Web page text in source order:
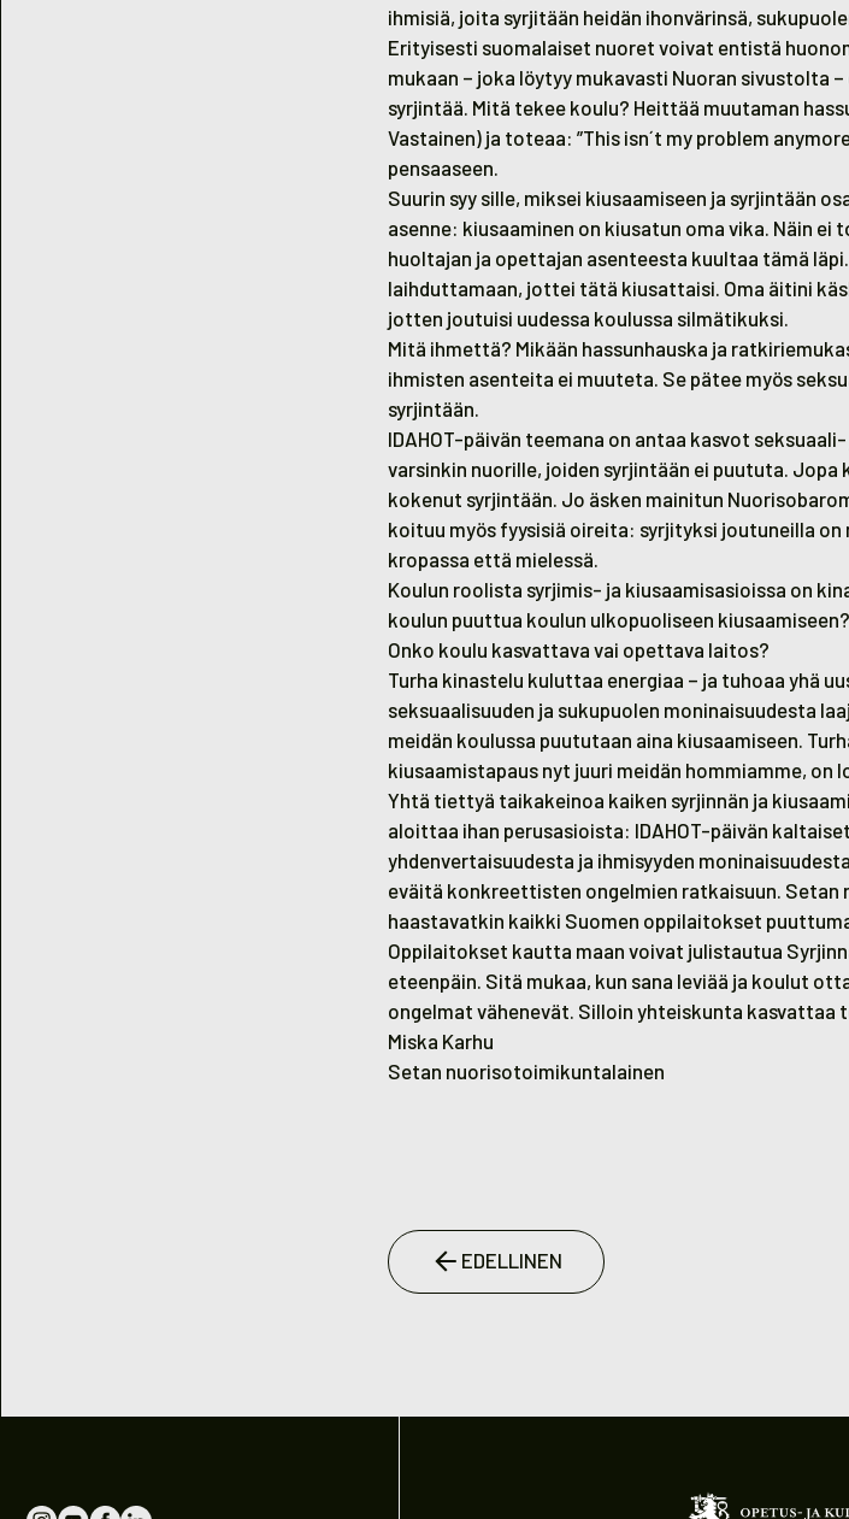
ihmisiä, joita syrjitään heidän ihonvärinsä,
Erityisesti suomalaiset nuoret voivat entistä
mukaan – joka löytyy mukavasti Nuoran sivustolta
syrjintää. Mitä tekee koulu? Heittää muutaman
Vastainen) ja toteaa: ”This isn´t my problem
pensaaseen.
Suurin syy sille, miksei kiusaamiseen ja syrjintään
asenne: kiusaaminen on kiusatun oma vika. Näin
huoltajan ja opettajan asenteesta kuultaa tämä
laihduttamaan, jottei tätä kiusattaisi. Oma äitini
jotten joutuisi uudessa koulussa silmätikuksi.
Mitä ihmettä? Mikään hassunhauska ja
ihmisten asenteita ei muuteta. Se pätee myös
syrjintään.
IDAHOT-päivän teemana on antaa kasvot
varsinkin nuorille, joiden syrjintään ei puututa.
kokenut syrjintään. Jo äsken mainitun
koituu myös fyysisiä oireita: syrjityksi joutuneilla on
kropassa että mielessä.
Koulun roolista syrjimis- ja kiusaamisasioissa on
koulun puuttua koulun ulkopuoliseen
Onko koulu kasvattava vai opettava laitos?
Turha kinastelu kuluttaa energiaa – ja tuhoaa yhä
seksuaalisuuden ja sukupuolen moninaisuudesta
meidän koulussa puututaan aina kiusaamiseen.
kiusaamistapaus nyt juuri meidän hommiamme, on
Yhtä tiettyä taikakeinoa kaiken syrjinnän ja
aloittaa ihan perusasioista: IDAHOT-päivän
yhdenvertaisuudesta ja ihmisyyden
eväitä konkreettisten ongelmien ratkaisuun. Setan
haastavatkin kaikki Suomen oppilaitokset
Oppilaitokset kautta maan voivat julistautua
eteenpäin. Sitä mukaa, kun sana leviää ja koulut
ongelmat vähenevät. Silloin yhteiskunta kasvattaa
Miska Karhu
Setan nuorisotoimikuntalainen
EDELLINEN